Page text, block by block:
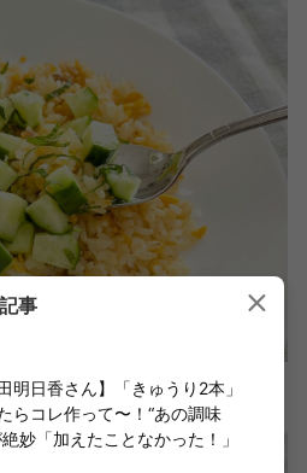
れずにいただいてみます。
事
田明日香さん】「きゅうり2本」
らコレ作って〜！“あの調味
妙「加えたことなかった！」